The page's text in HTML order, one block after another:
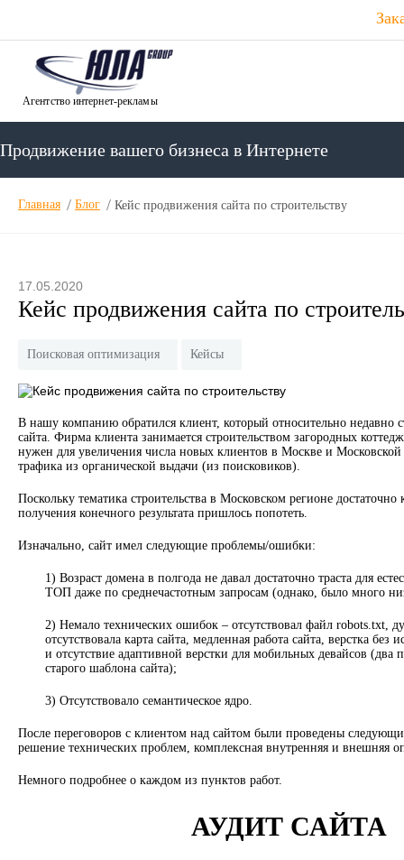
Агентство интернет-рекламы
Продвижение вашего бизнеса в Интернете
Главная Блог Кейс продвижения сайта по строительству
17.05.2020
Кейс продвижения сайта по
Поисковая оптимизация Кейсы
В нашу компанию обратился клиент, который относительно недавно
сайта. Фирма клиента занимается строительством загородных
нужен для увеличения числа новых клиентов в Москве и Московской
трафика из органической выдачи (из поисковиков).
Поскольку тематика строительства в Московском регионе достаточно
получения конечного результата пришлось попотеть.
Изначально, сайт имел следующие проблемы/ошибки:
1) Возраст домена в полгода не давал достаточно траста для
ТОП даже по среднечастотным запросам (однако, было много
2) Немало технических ошибок – отсутствовал файл robots.txt,
отсутствовала карта сайта, медленная работа сайта, верстка без
и отсутствие адаптивной верстки для мобильных девайсов (два
старого шаблона сайта);
3) Отсутствовало семантическое ядро.
После переговоров с клиентом над сайтом были проведены
решение технических проблем, комплексная внутренняя и внешняя
Немного подробнее о каждом из пунктов работ.
АУДИТ САЙТА